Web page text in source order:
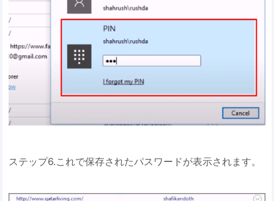
ステップ6.これで保存されたパスワードが表示されます。